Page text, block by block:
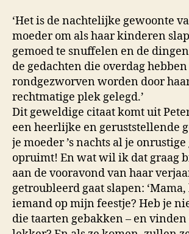
‘Het is de nachtelijke gewoonte
moeder om als haar kinderen
gemoed te snuffelen en de
de gedachten die overdag hebben
rondgezworven worden door
rechtmatige plek gelegd.’
Dit geweldige citaat komt uit
een heerlijke en geruststellende
je moeder ’s nachts al je
opruimt! En wat wil ik dat graag
aan de vooravond van haar
getroubleerd gaat slapen:
iemand op mijn feestje? Heb je
die taarten gebakken – en